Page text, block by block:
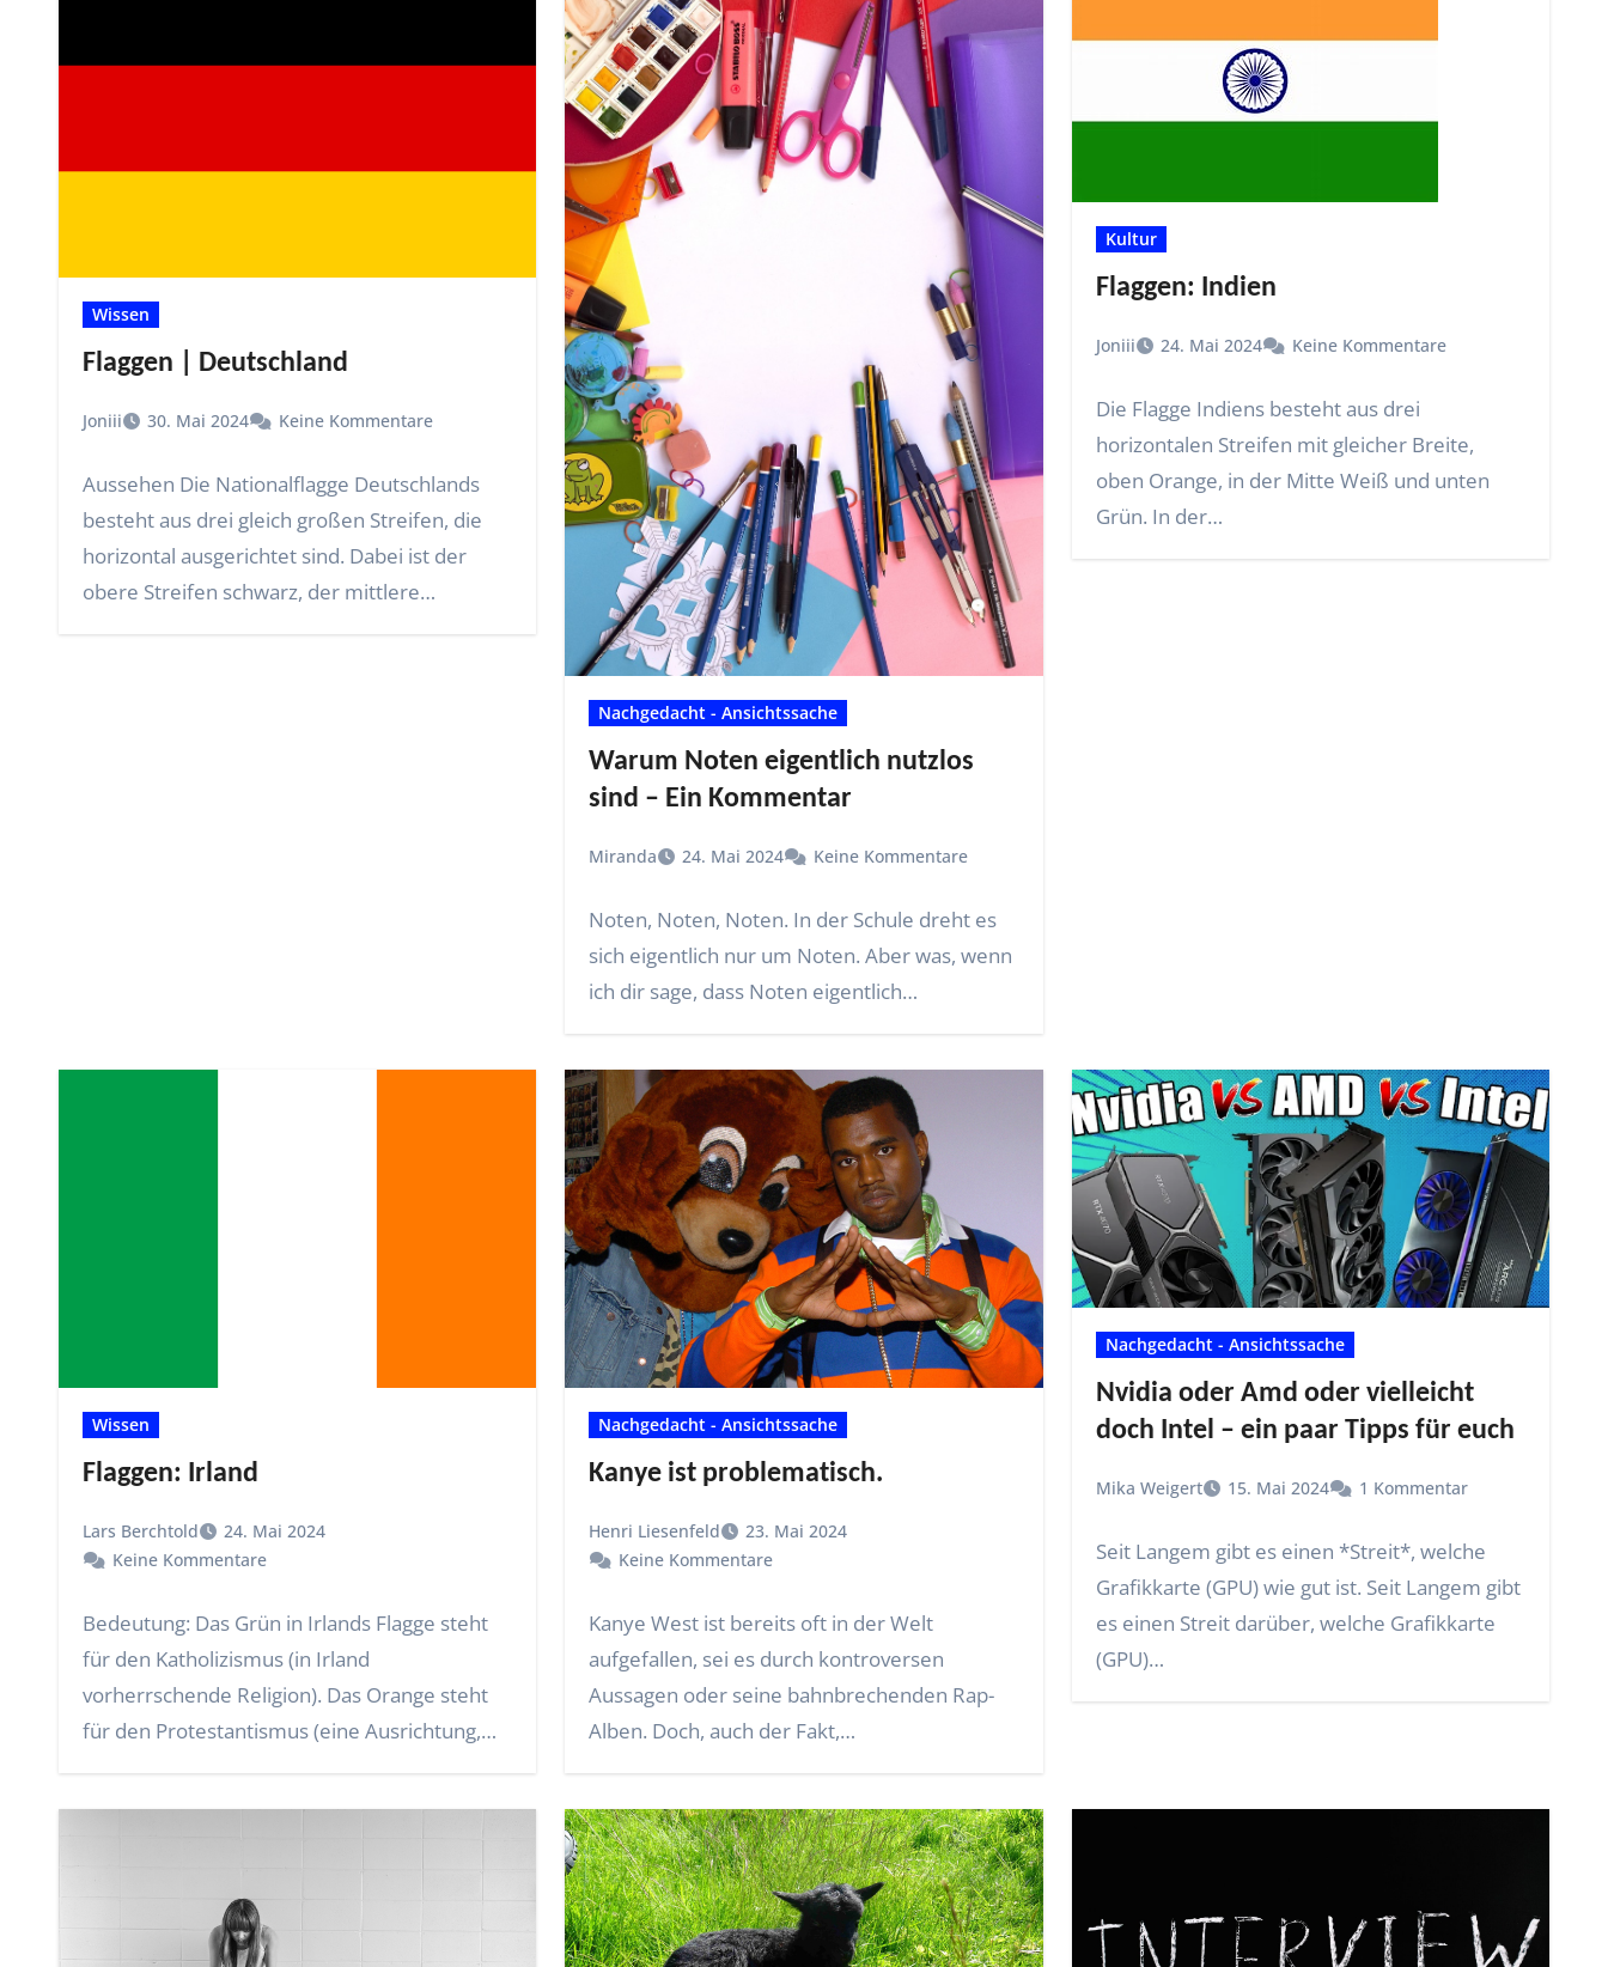
Wissen
Flaggen | Deutschland
Joniii 30. Mai 2024 Keine Kommentare
Aussehen Die Nationalflagge Deutschlands
besteht aus drei gleich großen Streifen, die
horizontal ausgerichtet sind. Dabei ist der
obere Streifen schwarz, der mittlere…
Nachgedacht - Ansichtssache
Warum Noten eigentlich nutzlos
sind – Ein Kommentar
Miranda 24. Mai 2024 Keine Kommentare
Noten, Noten, Noten. In der Schule dreht es
sich eigentlich nur um Noten. Aber was, wenn
ich dir sage, dass Noten eigentlich…
Kultur
Flaggen: Indien
Joniii 24. Mai 2024 Keine Kommentare
Die Flagge Indiens besteht aus drei
horizontalen Streifen mit gleicher Breite,
oben Orange, in der Mitte Weiß und unten
Grün. In der…
Wissen
Flaggen: Irland
Lars Berchtold
24. Mai 2024
Keine Kommentare
Bedeutung: Das Grün in Irlands Flagge steht
für den Katholizismus (in Irland
vorherrschende Religion). Das Orange steht
für den Protestantismus (eine Ausrichtung,…
Nachgedacht - Ansichtssache
Kanye ist problematisch.
Henri Liesenfeld
23. Mai 2024
Keine Kommentare
Kanye West ist bereits oft in der Welt
aufgefallen, sei es durch kontroversen
Aussagen oder seine bahnbrechenden Rap-
Alben. Doch, auch der Fakt,…
Nachgedacht - Ansichtssache
Nvidia oder Amd oder vielleicht
doch Intel – ein paar Tipps für euch
Mika Weigert 15. Mai 2024 1 Kommentar
Seit Langem gibt es einen *Streit*, welche
Grafikkarte (GPU) wie gut ist. Seit Langem gibt
es einen Streit darüber, welche Grafikkarte
(GPU)…